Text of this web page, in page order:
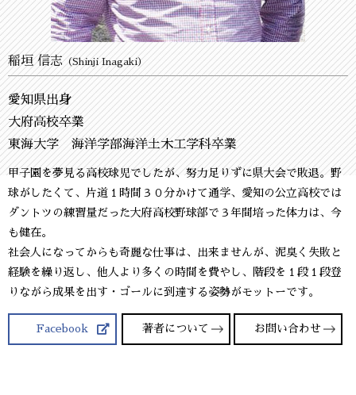
稲垣 信志（Shinji Inagaki）
愛知県出身
大府高校卒業
東海大学 海洋学部海洋土木工学科卒業
甲子園を夢見る高校球児でしたが、努力足りずに県大会で敗退。野
球がしたくて、片道１時間３０分かけて通学、愛知の公立高校では
ダントツの練習量だった大府高校野球部で３年間培った体力は、今
も健在。
社会人になってからも奇麗な仕事は、出来ませんが、泥臭く失敗と
経験を繰り返し、他人より多くの時間を費やし、階段を１段１段登
りながら成果を出す・ゴールに到達する姿勢がモットーです。
Facebook 著者について お問い合わせ